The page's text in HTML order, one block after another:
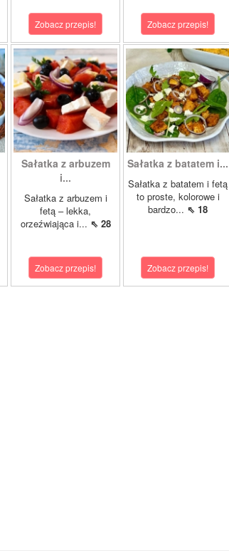
Zobacz przepis! Zobacz przepis!
Sałatka z arbuzem
i...
Sałatka z arbuzem i
fetą – lekka,
orzeźwiająca i... ⇖ 28
Zobacz przepis!
Sałatka z batatem i...
Sałatka z batatem i fetą
to proste, kolorowe i
bardzo... ⇖ 18
Zobacz przepis!